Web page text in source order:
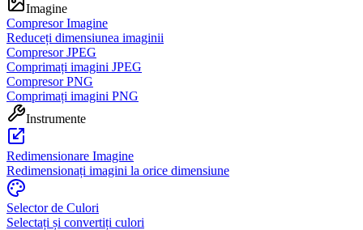
Imagine
Compresor Imagine
Reduceți dimensiunea imaginii
Compresor JPEG
Comprimați imagini JPEG
Compresor PNG
Comprimați imagini PNG
Instrumente
Redimensionare Imagine
Redimensionați imagini la orice dimensiune
Selector de Culori
Selectați și convertiți culori